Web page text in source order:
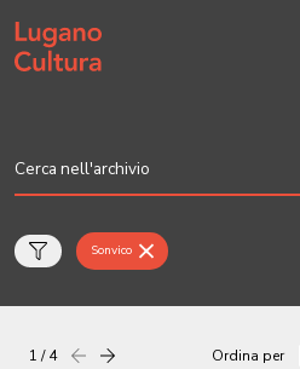
Home page
Sonvico
1 / 4 Precedentesuccessiva Ordina per